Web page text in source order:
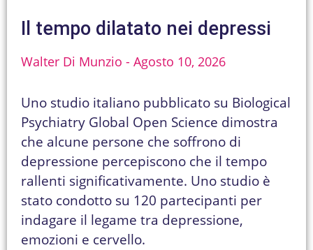
Il tempo dilatato nei depressi
Walter Di Munzio Agosto 10, 2026
Uno studio italiano pubblicato su Biological
Psychiatry Global Open Science dimostra
che alcune persone che soffrono di
depressione percepiscono che il tempo
rallenti significativamente. Uno studio è
stato condotto su 120 partecipanti per
indagare il legame tra depressione,
emozioni e cervello.